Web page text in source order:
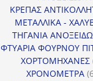
ΚΡΕΠΑΣ
ΜΕΤΑΛΛΙΚΑ -
ΤΗΓΑΝΙΑ
ΦΤΥΑΡΙΑ ΦΟΥΡΝΟΥ
ΧΟΡΤΟΜΗΧΑΝΕΣ
ΧΡΟΝΟΜΕΤΡΑ